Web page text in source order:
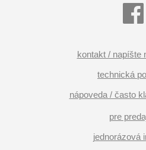
kontakt / napíšte
technická
nápoveda / často
pre
jednorázová